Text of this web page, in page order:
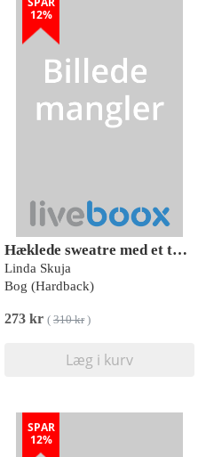
12%
Hæklede sweatre med et tvist
Linda Skuja
Bog (Hardback)
273 kr ( 310 kr)
Læg i kurv
SPAR
12%